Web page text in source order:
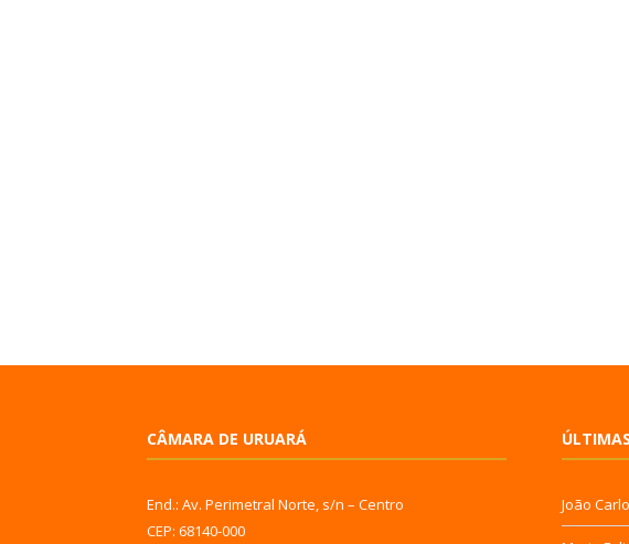
CÂMARA DE URUARÁ
End.: Av. Perimetral Norte, s/n – Centro
CEP: 68140-000
João